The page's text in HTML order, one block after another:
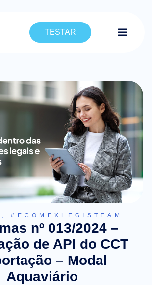
TESTAR
,#ECOMEXLEGISTEAM
nº 013/2024 –
de API do CCT
– Modal
Aquaviário